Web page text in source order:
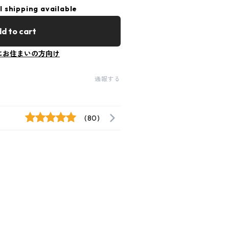
shipping available
to cart
お住まいの方向け
通報する
(80)